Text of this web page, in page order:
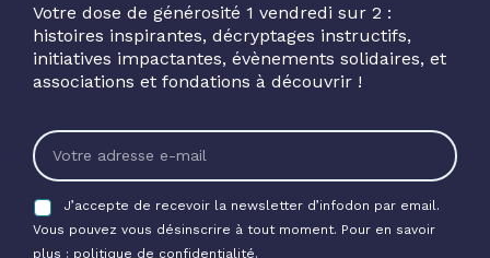
Votre dose de générosité 1 vendredi sur 2 :
histoires inspirantes, décryptages instructifs,
initiatives impactantes, évènements solidaires, et
associations et fondations à découvrir !
J’accepte de recevoir la newsletter d’infodon par email.
Vous pouvez vous désinscrire à tout moment. Pour en savoir
plus : politique de confidentialité.